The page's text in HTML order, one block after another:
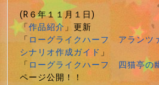
(R６年１１月１日)
「作品紹介」更新
「ローグライクハーフ アランツ
シナリオ作成ガイド」
「ローグライクハーフ 四猫亭の
ページ公開！！